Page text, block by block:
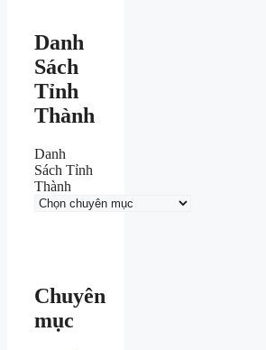
Danh
Sách
Tỉnh
Thành
Danh
Sách Tỉnh
Thành
Chuyên
mục